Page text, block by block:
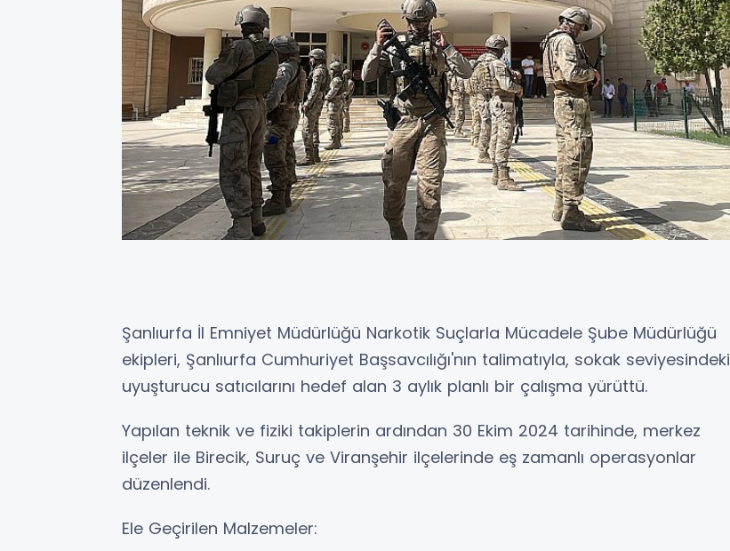
Şanlıurfa İl Emniyet Müdürlüğü Narkotik Suçlarla Mücadele Şube Müdürlüğü
ekipleri, Şanlıurfa Cumhuriyet Başsavcılığı'nın talimatıyla, sokak seviyesindeki
uyuşturucu satıcılarını hedef alan 3 aylık planlı bir çalışma yürüttü.
Yapılan teknik ve fiziki takiplerin ardından 30 Ekim 2024 tarihinde, merkez
ilçeler ile Birecik, Suruç ve Viranşehir ilçelerinde eş zamanlı operasyonlar
düzenlendi.
Ele Geçirilen Malzemeler: